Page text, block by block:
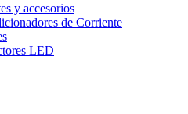
y accesorios
de Corriente
LED